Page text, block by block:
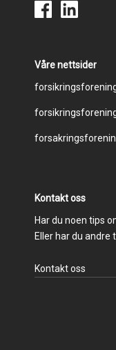
Våre nettsider
Footer
menu
Kontakt oss
Har du noen tips
Eller har du andre
Kontakt oss